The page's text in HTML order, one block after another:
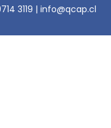
3119 | info@qcap.cl